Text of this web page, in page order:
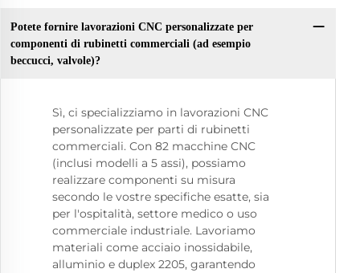
Potete fornire lavorazioni CNC personalizzate per
componenti di rubinetti commerciali (ad esempio
beccucci, valvole)?
Sì, ci specializziamo in lavorazioni CNC
personalizzate per parti di rubinetti
commerciali. Con 82 macchine CNC
(inclusi modelli a 5 assi), possiamo
realizzare componenti su misura
secondo le vostre specifiche esatte, sia
per l'ospitalità, settore medico o uso
commerciale industriale. Lavoriamo
materiali come acciaio inossidabile,
alluminio e duplex 2205, garantendo